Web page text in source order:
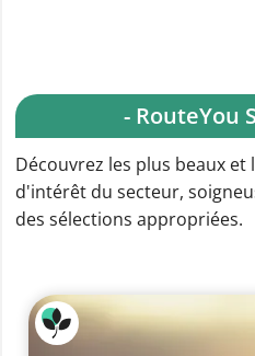
- RouteYou
Découvrez les plus beaux
d'intérêt du secteur,
des sélections appropriées.